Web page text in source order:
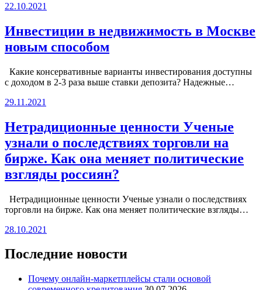
22.10.2021
Инвестиции в недвижимость в Москве
новым способом
Какие консервативные варианты инвестирования доступны
с доходом в 2-3 раза выше ставки депозита? Надежные…
29.11.2021
Нетрадиционные ценности Ученые
узнали о последствиях торговли на
бирже. Как она меняет политические
взгляды россиян?
Нетрадиционные ценности Ученые узнали о последствиях
торговли на бирже. Как она меняет политические взгляды…
28.10.2021
Последние новости
Почему онлайн-маркетплейсы стали основой